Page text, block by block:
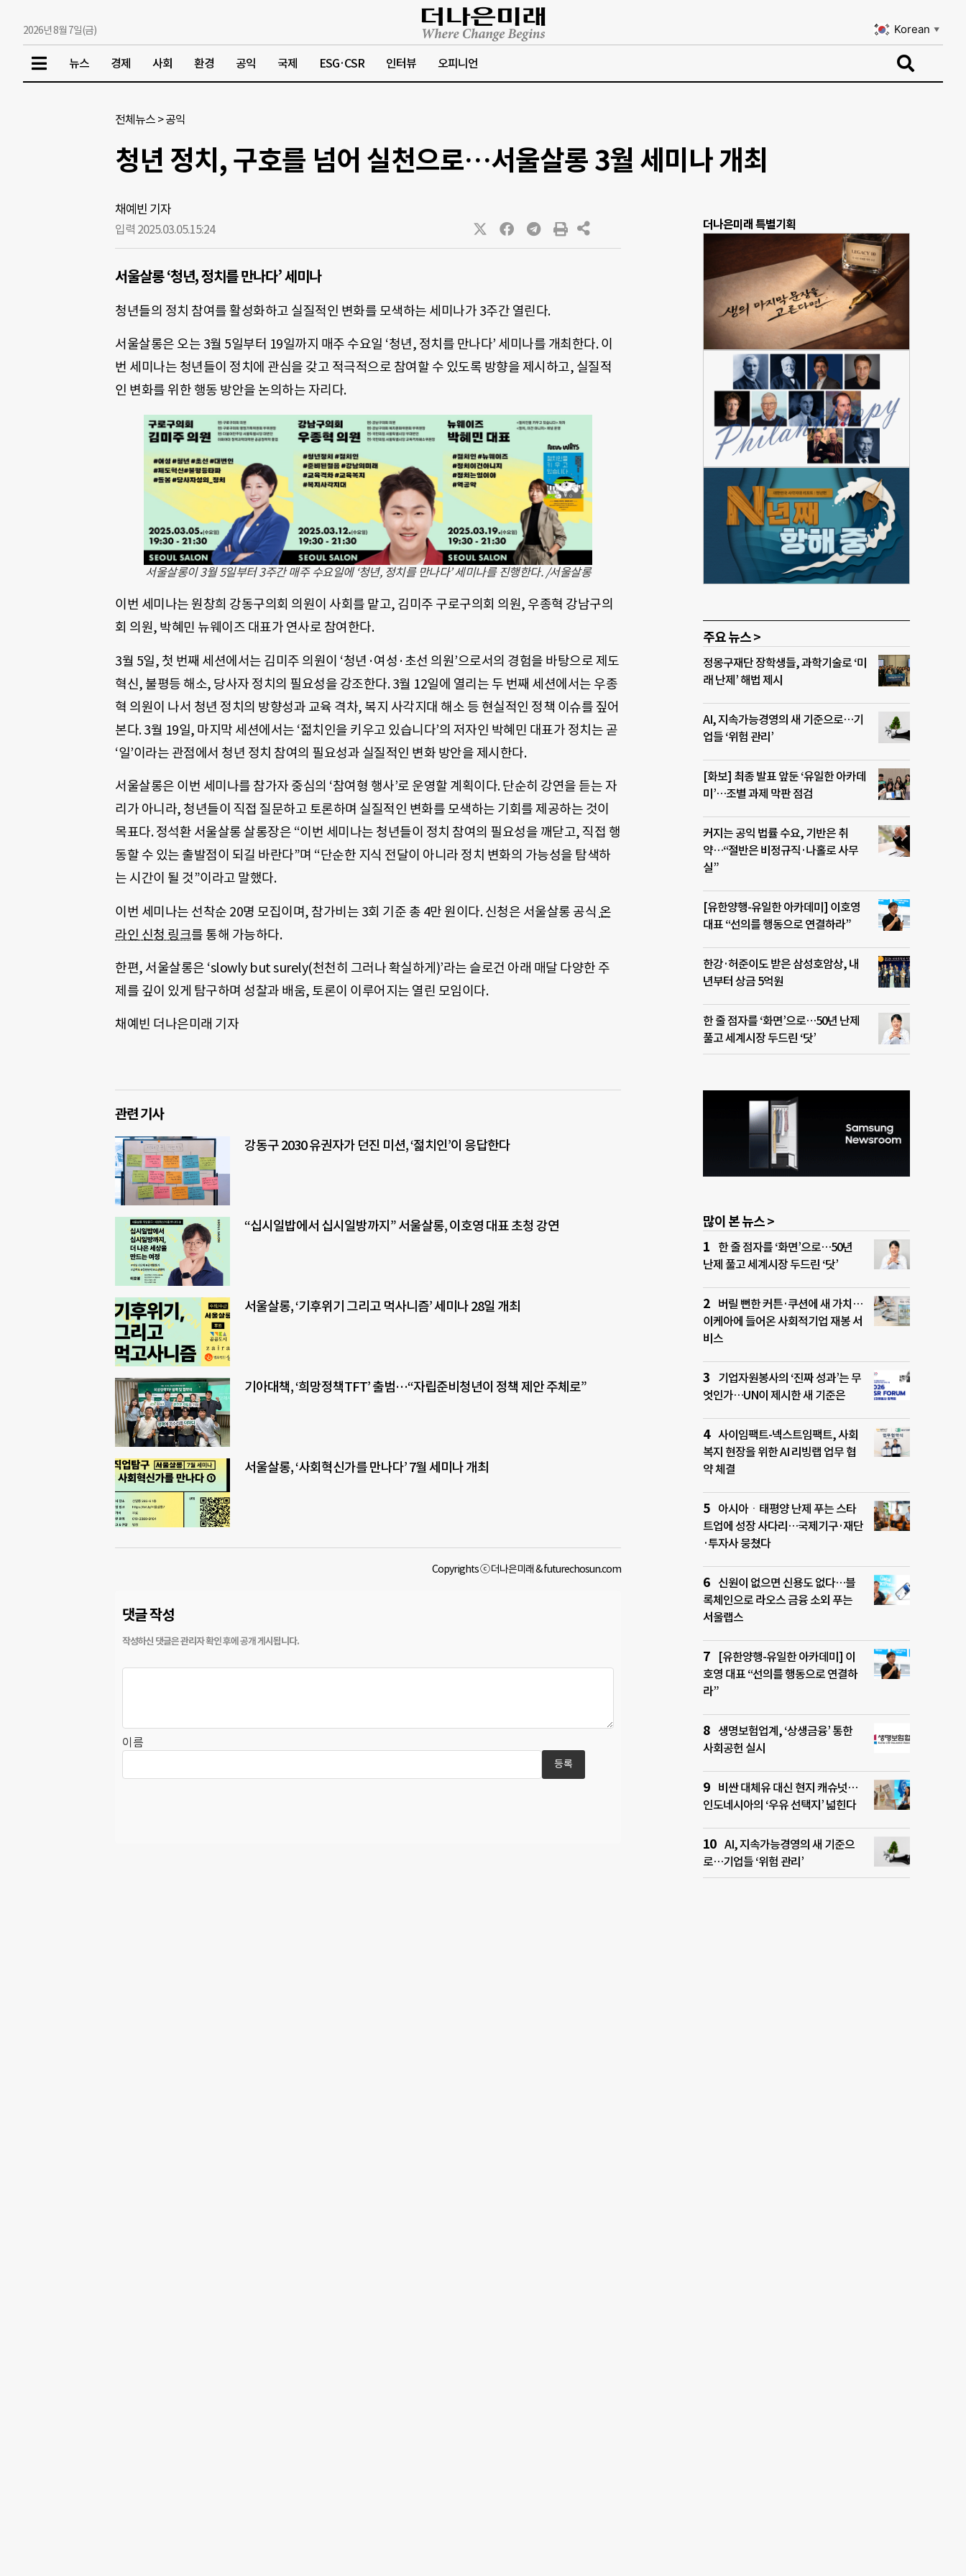
2026년 8월 7일(금) Korean ▼
뉴스 경제 사회 환경 공익 국제 ESG·CSR 인터뷰 오피니언
전체뉴스 >공익
청년 정치, 구호를 넘어 실천으로…서울살롱 3월 세미나 개최
채예빈 기자
입력 2025.03.05.15:24
서울살롱 ‘청년, 정치를 만나다’ 세미나
청년들의 정치 참여를 활성화하고 실질적인 변화를 모색하는 세미나가 3주간 열린다.
서울살롱은 오는 3월 5일부터 19일까지 매주 수요일 ‘청년, 정치를 만나다’ 세미나를 개최한다. 이
번 세미나는 청년들이 정치에 관심을 갖고 적극적으로 참여할 수 있도록 방향을 제시하고, 실질적
인 변화를 위한 행동 방안을 논의하는 자리다.
서울살롱이 3월 5일부터 3주간 매주 수요일에 ‘청년, 정치를 만나다’ 세미나를 진행한다. /서울살롱
이번 세미나는 원창희 강동구의회 의원이 사회를 맡고, 김미주 구로구의회 의원, 우종혁 강남구의
회 의원, 박혜민 뉴웨이즈 대표가 연사로 참여한다.
3월 5일, 첫 번째 세션에서는 김미주 의원이 ‘청년·여성·초선 의원’으로서의 경험을 바탕으로 제도
혁신, 불평등 해소, 당사자 정치의 필요성을 강조한다. 3월 12일에 열리는 두 번째 세션에서는 우종
혁 의원이 나서 청년 정치의 방향성과 교육 격차, 복지 사각지대 해소 등 현실적인 정책 이슈를 짚어
본다. 3월 19일, 마지막 세션에서는 ‘젊치인을 키우고 있습니다’의 저자인 박혜민 대표가 정치는 곧
‘일’이라는 관점에서 청년 정치 참여의 필요성과 실질적인 변화 방안을 제시한다.
서울살롱은 이번 세미나를 참가자 중심의 ‘참여형 행사’로 운영할 계획이다. 단순히 강연을 듣는 자
리가 아니라, 청년들이 직접 질문하고 토론하며 실질적인 변화를 모색하는 기회를 제공하는 것이
목표다. 정석환 서울살롱 살롱장은 “이번 세미나는 청년들이 정치 참여의 필요성을 깨닫고, 직접 행
동할 수 있는 출발점이 되길 바란다”며 “단순한 지식 전달이 아니라 정치 변화의 가능성을 탐색하
는 시간이 될 것”이라고 말했다.
이번 세미나는 선착순 20명 모집이며, 참가비는 3회 기준 총 4만 원이다. 신청은 서울살롱 공식 온
라인 신청 링크를 통해 가능하다.
한편, 서울살롱은 ‘slowly but surely(천천히 그러나 확실하게)’라는 슬로건 아래 매달 다양한 주
제를 깊이 있게 탐구하며 성찰과 배움, 토론이 이루어지는 열린 모임이다.
채예빈 더나은미래 기자
관련 기사
강동구 2030 유권자가 던진 미션, ‘젊치인’이 응답한다
“십시일밥에서 십시일방까지” 서울살롱, 이호영 대표 초청 강연
서울살롱, ‘기후위기 그리고 먹사니즘’ 세미나 28일 개최
기아대책, ‘희망정책TFT’ 출범…“자립준비청년이 정책 제안 주체로”
서울살롱, ‘사회혁신가를 만나다’ 7월 세미나 개최
Copyrights ⓒ 더나은미래 & futurechosun.com
댓글 작성
이름
더나은미래 특별기획
주요 뉴스 >
정몽구재단 장학생들, 과학기술로 ‘미
래 난제’ 해법 제시
AI, 지속가능경영의 새 기준으로…기
업들 ‘위험 관리’
[화보] 최종 발표 앞둔 ‘유일한 아카데
미’…조별 과제 막판 점검
커지는 공익 법률 수요, 기반은 취
약…“절반은 비정규직·나홀로 사무
실”
[유한양행-유일한 아카데미] 이호영
대표 “선의를 행동으로 연결하라”
한강·허준이도 받은 삼성호암상, 내
년부터 상금 5억원
한 줄 점자를 ‘화면’으로…50년 난제
풀고 세계시장 두드린 ‘닷’
많이 본 뉴스 >
한 줄 점자를 ‘화면’으로…50년
난제 풀고 세계시장 두드린 ‘닷’
버릴 뻔한 커튼·쿠션에 새 가치…
이케아에 들어온 사회적기업 재봉 서
비스
기업자원봉사의 ‘진짜 성과’는 무
엇인가…UN이 제시한 새 기준은
사이임팩트-넥스트임팩트, 사회
복지 현장을 위한 AI 리빙랩 업무 협
약 체결
아시아ㆍ태평양 난제 푸는 스타
트업에 성장 사다리…국제기구·재단
·투자사 뭉쳤다
신원이 없으면 신용도 없다…블
록체인으로 라오스 금융 소외 푸는
서울랩스
[유한양행-유일한 아카데미] 이
호영 대표 “선의를 행동으로 연결하
라”
생명보험업계, ‘상생금융’ 통한
사회공헌 실시
비싼 대체유 대신 현지 캐슈넛…
인도네시아의 ‘우유 선택지’ 넓힌다
AI, 지속가능경영의 새 기준으
로…기업들 ‘위험 관리’